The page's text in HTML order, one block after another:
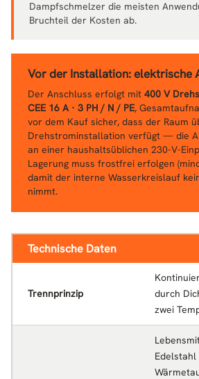
Dampfschmelzer die meisten
Bruchteil der Kosten ab.
Vor der Installation: elektrische
Der Anschluss erfolgt mit 400 V
CEE 16 A · 3 PH / N / PE,
vor dem Kauf sicher, dass der Raum
Drehstrominstallation verfügt — die
an einer haushaltsüblichen 230-V-
Lagerung muss frostfrei erfolgen
damit der interne Wasserkreislauf
nimmt.
Technische Daten
Trennprinzip
durch
zwei